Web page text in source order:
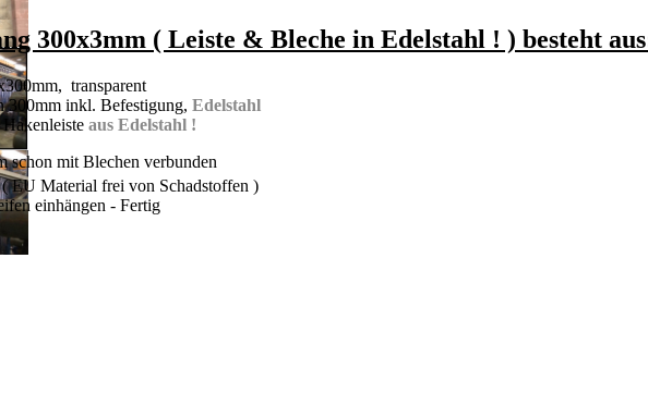
300x3mm ( Leiste & Bleche in Edelstahl ! ) besteht
transparent
300mm inkl. Befestigung, Edelstahl
aus Edelstahl !
schon mit Blechen verbunden
EU Material frei von Schadstoffen )
einhängen - Fertig